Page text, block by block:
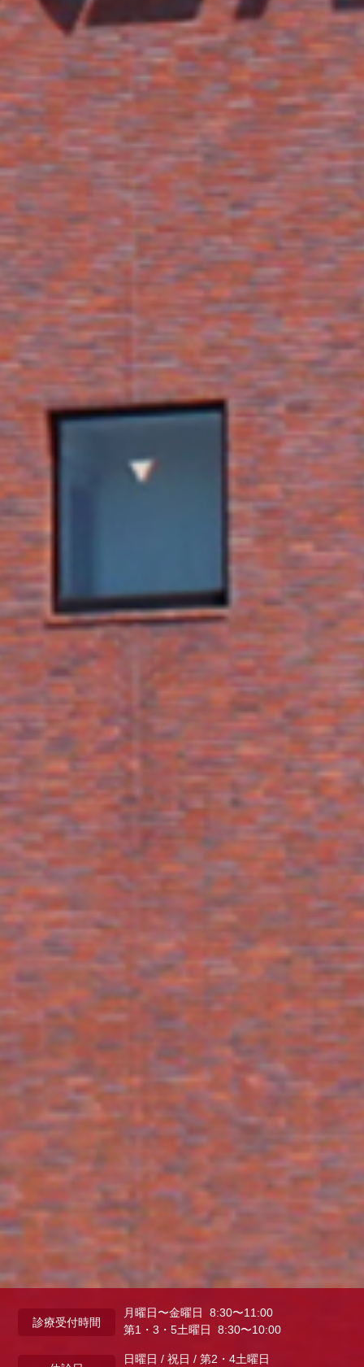
診療受付時間
月曜日〜金曜日 8:30〜11:00
第1・3・5土曜日 8:30〜10:00
日曜日 / 祝日 / 第2・4土曜日